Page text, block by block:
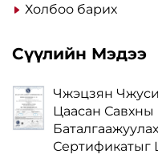
Холбоо барих
Сүүлийн Мэдээ
Чжэцзян
Цаасан